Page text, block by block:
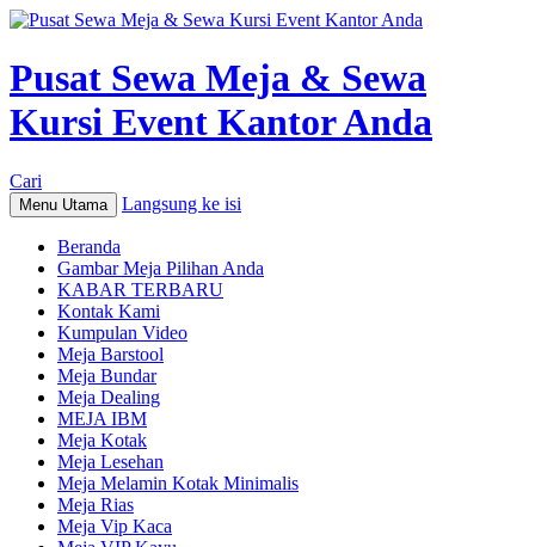
Pusat Sewa Meja & Sewa
Kursi Event Kantor Anda
Cari
Menu Utama Langsung ke isi
Beranda
Gambar Meja Pilihan Anda
KABAR TERBARU
Kontak Kami
Kumpulan Video
Meja Barstool
Meja Bundar
Meja Dealing
MEJA IBM
Meja Kotak
Meja Lesehan
Meja Melamin Kotak Minimalis
Meja Rias
Meja Vip Kaca